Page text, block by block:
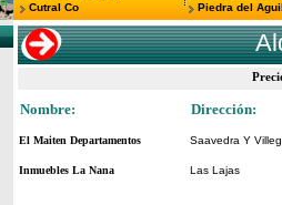
Cutral Co
Piedra del
Nombre: Dirección:
El Maiten Departamentos Saavedra Y
Inmuebles La Nana
Las Lajas